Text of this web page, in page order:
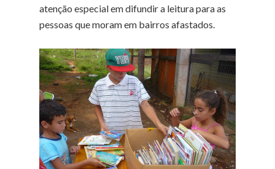
atenção especial em difundir a leitura para as
pessoas que moram em bairros afastados.